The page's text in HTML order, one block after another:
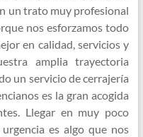
un trato muy profesional
nos esforzamos todo
en calidad, servicios y
amplia trayectoria
un servicio de cerrajería
es la gran acogida
Llegar en muy poco
es algo que nos